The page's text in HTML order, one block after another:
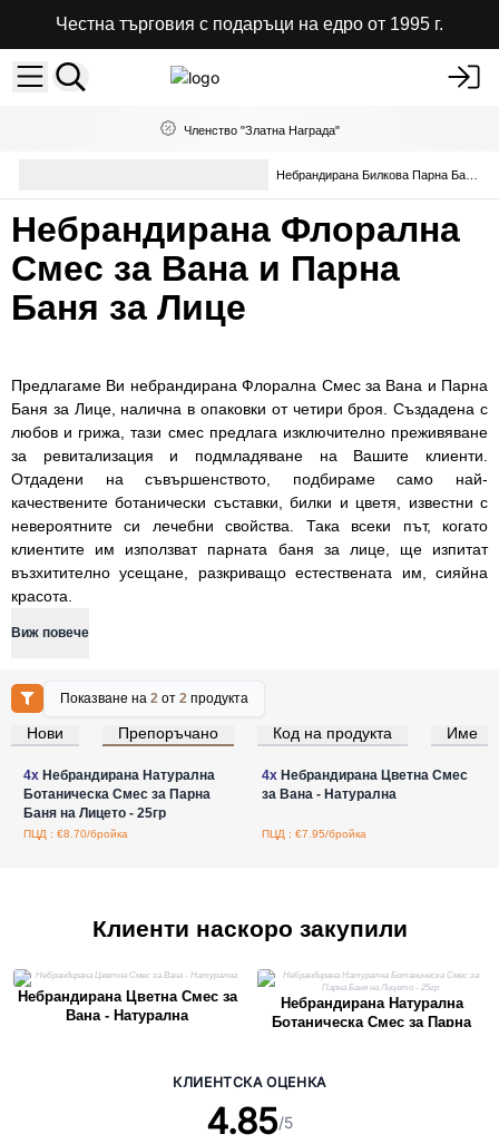
Честна търговия с подаръци на едро от 1995 г.
Членство "Златна Награда"
Небрандирана Билкова Парна Баня за Лице
Небрандирана Флорална
Смес за Вана и Парна
Баня за Лице
Предлагаме Ви небрандирана Флорална Смес за Вана и Парна
Баня за Лице, налична в опаковки от четири броя. Създадена с
любов и грижа, тази смес предлага изключително преживяване
за ревитализация и подмладяване на Вашите клиенти.
Отдадени на съвършенството, подбираме само най-
качествените ботанически съставки, билки и цветя, известни с
невероятните си лечебни свойства. Така всеки път, когато
клиентите им използват парната баня за лице, ще изпитат
възхитително усещане, разкриващо естествената им, сияйна
красота.
Виж повече
Показване на2 от2 продукта
Нови Препоръчано Код на продукта Име
Влезте за цени на едро
4xНебрандирана Натурална
Ботаническа Смес за Парна
Баня на Лицето - 25гр
ПЦД : €8.70/бройка
Влезте за цени на едро
4xНебрандирана Цветна Смес
за Вана - Натурална
ПЦД : €7.95/бройка
Клиенти наскоро закупили
Небрандирана Цветна Смес за
Вана - Натурална
Небрандирана Натурална
Ботаническа Смес за Парна
КЛИЕНТСКА ОЦЕНКА
4.85/5